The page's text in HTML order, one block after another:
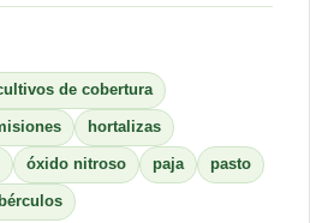
de cobertura
hortalizas
óxido nitroso paja pasto